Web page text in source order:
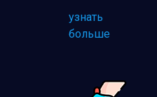
узнать
больше